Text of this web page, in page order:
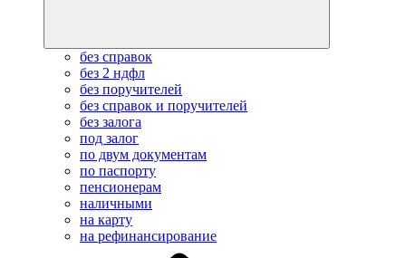
без справок
без 2 ндфл
без поручителей
без справок и поручителей
без залога
под залог
по двум документам
по паспорту
пенсионерам
наличными
на карту
на рефинансирование